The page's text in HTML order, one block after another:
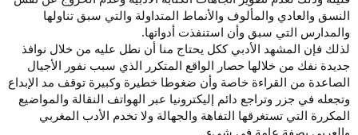
النسق والعادي والمألوف والأنماط المتداولة والتي سبق تناولها
والمدارس التي سبق وأن استنفذت أدواتها.
لذلك فإن المشهد الأدبي ككل يحتاج منا أن نطل عليه من خلال نوافذ
جديدة نفك من خلالها حصار الواقع المتكرر الذي سبب نفور الأجيال
الصاعدة من القراءة خاصة وأن ضغوطا خطيرة وكبيرة توقف مد الإبداع
وتجعله في جزر وتراجع دائم إليكترونيا عبر الهواتف النقالة والمواضيع
المكررة التي تستغرقها التفاهة والجهالة ولا تخدم الأدب المغربي
والعربي بصفة عامة في شيء.